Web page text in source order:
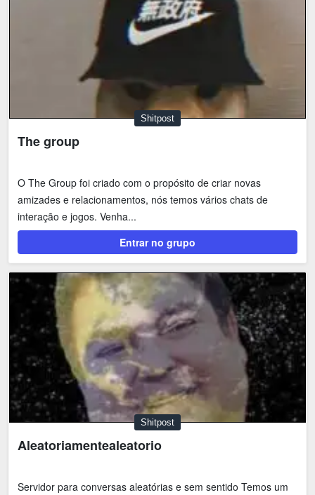
Shitpost
The group
O The Group foi criado com o propósito de criar novas
amizades e relacionamentos, nós temos vários chats de
interação e jogos. Venha...
Entrar no grupo
Shitpost
Aleatoriamentealeatorio
Servidor para conversas aleatórias e sem sentido Temos um